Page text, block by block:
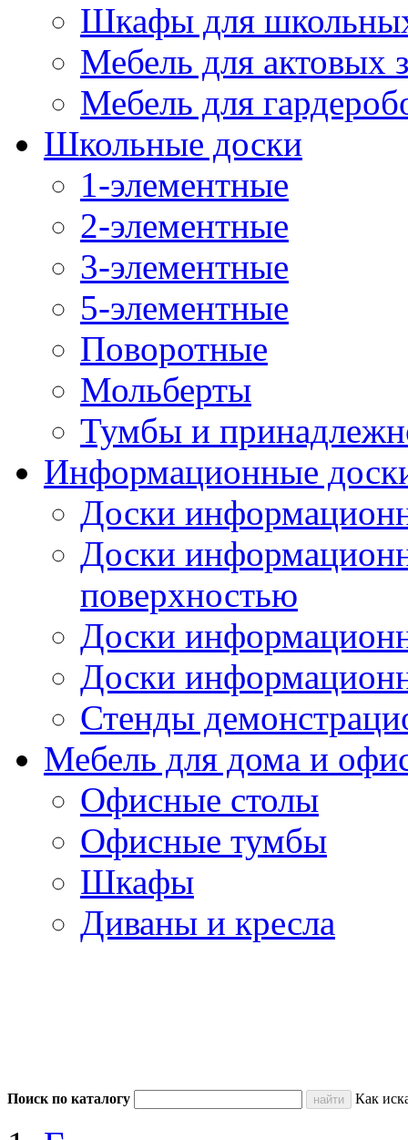
Шкафы для
Мебель для актовых
Мебель для
Школьные доски
1-элементные
2-элементные
3-элементные
5-элементные
Поворотные
Мольберты
Тумбы и
Информационные
Доски
Доски
поверхностью
Доски
Доски
Стенды
Мебель для дома и
Офисные столы
Офисные тумбы
Шкафы
Диваны и кресла
Поиск по каталогу Как